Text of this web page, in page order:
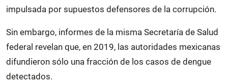
impulsada por supuestos defensores de la corrupción.
Sin embargo, informes de la misma Secretaría de Salud
federal revelan que, en 2019, las autoridades mexicanas
difundieron sólo una fracción de los casos de dengue
detectados.